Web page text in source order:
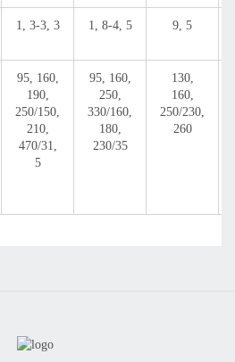
1, 3-3, 3 1, 8-4, 5 9, 5
95, 160,
190,
250/150,
210,
470/31,
5
95, 160,
250,
330/160,
180,
230/35
130,
160,
250/230,
260